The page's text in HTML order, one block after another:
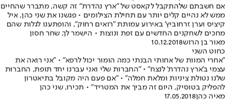
אם חשבתם שלהתקבל לקאסט של "ארץ נהדרת" זה קשה, מתברר שהחיים
ממש לא נהיים קלים יותר עם תחילת הצילומים • פגשנו את שני כהן, איל
קיציס וערן זרחוביץ' באירוע עמותת "רואים רחוק", והופתענו לגלות שהם
מחכים לשחקנים החדשים עם זפת ונוצות • הישמר לך, שחר חסון
מאור בן הרוש10.12.2018
כחוט השני
"אחרי המוות של אחותי הבנתי כמה הומור יכול לרפא" • "אני רואה את
עצמי ב'ארץ נהדרת' לנצח" • "החברות שלי ואני עברנו יחד תופת, החברוּת
שלנו נטולת ציניות ומלאת חמלה" • "אם פעם היה מקובל בתיאטרון
להפליק בטוסיק, היום זה מביך את המטריד" • תכירו, שני כהן
מאיה כהן17.05.2018